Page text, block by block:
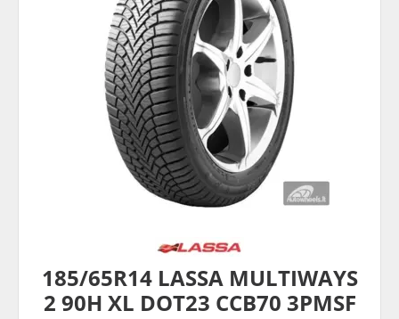
185/65R14 LASSA MULTIWAYS
2 90H XL DOT23 CCB70 3PMSF